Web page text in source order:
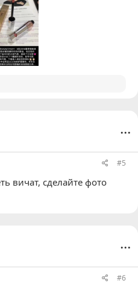
...
#5
вичат, сделайте фото
...
#6